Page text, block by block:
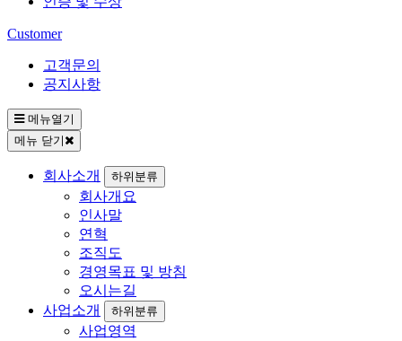
Customer
고객문의
공지사항
메뉴열기
메뉴 닫기
회사소개 하위분류
회사개요
인사말
연혁
조직도
경영목표 및 방침
오시는길
사업소개
하위분류
사업영역